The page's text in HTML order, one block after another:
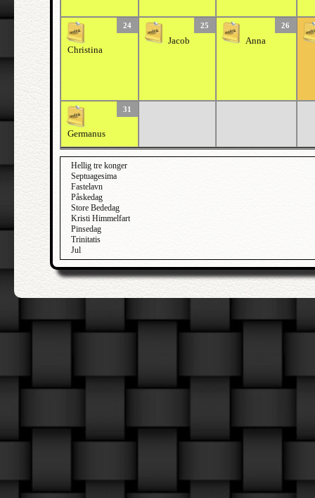
24
Christina
25
Jacob
26
Anna
31
Germanus
Hellig tre konger
Septuagesima
Fastelavn
Påskedag
Store Bededag
Kristi Himmelfart
Pinsedag
Trinitatis
Jul